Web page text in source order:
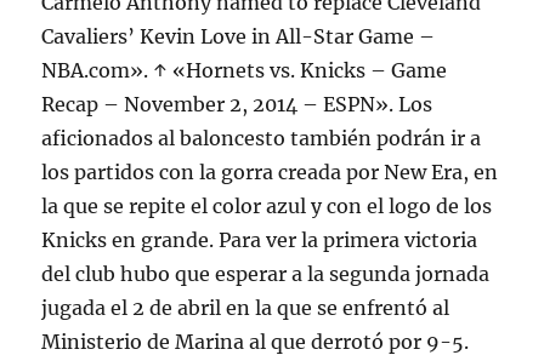
Cavaliers’ Kevin Love in All-Star Game –
NBA.com». ↑ «Hornets vs. Knicks – Game
Recap – November 2, 2014 – ESPN». Los
aficionados al baloncesto también podrán ir a
los partidos con la gorra creada por New Era, en
la que se repite el color azul y con el logo de los
Knicks en grande. Para ver la primera victoria
del club hubo que esperar a la segunda jornada
jugada el 2 de abril en la que se enfrentó al
Ministerio de Marina al que derrotó por 9-5.